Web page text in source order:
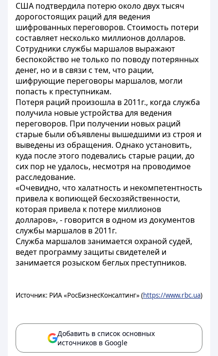
США подтвердила потерю около двух тысяч
дорогостоящих раций для ведения
шифрованных переговоров. Стоимость потери
составляет несколько миллионов долларов.
Сотрудники службы маршалов выражают
беспокойство не только по поводу потерянных
денег, но и в связи с тем, что рации,
шифрующие переговоры маршалов, могли
попасть к преступникам.
Потеря раций произошла в 2011г., когда служба
получила новые устройства для ведения
переговоров. При получении новых раций
старые были объявлены вышедшими из строя и
выведены из обращения. Однако установить,
куда после этого подевались старые рации, до
сих пор не удалось, несмотря на проводимое
расследование.
«Очевидно, что халатность и некомпетентность
привела к вопиющей бесхозяйственности,
которая привела к потере миллионов
долларов», - говорится в одном из документов
службы маршалов в 2011г.
Служба маршалов занимается охраной судей,
ведет программу защиты свидетелей и
занимается розыском беглых преступников.
Источник: РИА «РосБизнесКонсалтинг» (https://www.rbc.ua)
Добавить в список основных
источников в Google